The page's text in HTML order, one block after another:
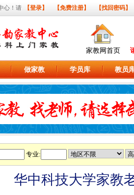
心！请 【登录】 【免费注册】 【找回密码】
家教网首页
做家教 学员库 教员
专业:
华中科技大学家教